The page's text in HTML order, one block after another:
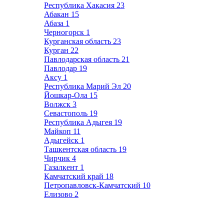
Республика Хакасия 23
Абакан 15
Абаза 1
Черногорск 1
Курганская область 23
Курган 22
Павлодарская область 21
Павлодар 19
Аксу 1
Республика Марий Эл 20
Йошкар-Ола 15
Волжск 3
Севастополь 19
Республика Адыгея 19
Майкоп 11
Адыгейск 1
Ташкентская область 19
Чирчик 4
Газалкент 1
Камчатский край 18
Петропавловск-Камчатский 10
Елизово 2